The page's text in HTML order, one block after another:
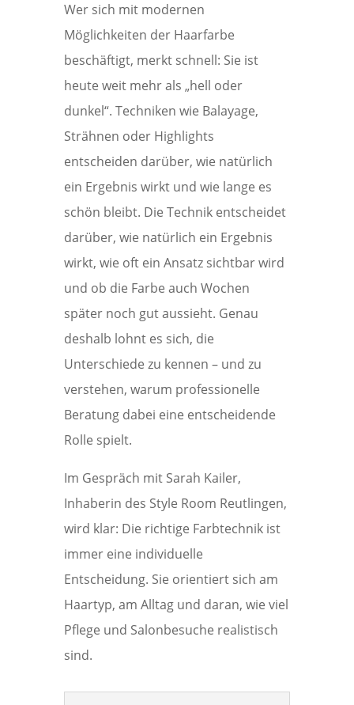
Wer sich mit modernen
Möglichkeiten der Haarfarbe
beschäftigt, merkt schnell: Sie ist
heute weit mehr als „hell oder
dunkel“. Techniken wie Balayage,
Strähnen oder Highlights
entscheiden darüber, wie natürlich
ein Ergebnis wirkt und wie lange es
schön bleibt. Die Technik entscheidet
darüber, wie natürlich ein Ergebnis
wirkt, wie oft ein Ansatz sichtbar wird
und ob die Farbe auch Wochen
später noch gut aussieht. Genau
deshalb lohnt es sich, die
Unterschiede zu kennen – und zu
verstehen, warum professionelle
Beratung dabei eine entscheidende
Rolle spielt.
Im Gespräch mit Sarah Kailer,
Inhaberin des Style Room Reutlingen,
wird klar: Die richtige Farbtechnik ist
immer eine individuelle
Entscheidung. Sie orientiert sich am
Haartyp, am Alltag und daran, wie viel
Pflege und Salonbesuche realistisch
sind.